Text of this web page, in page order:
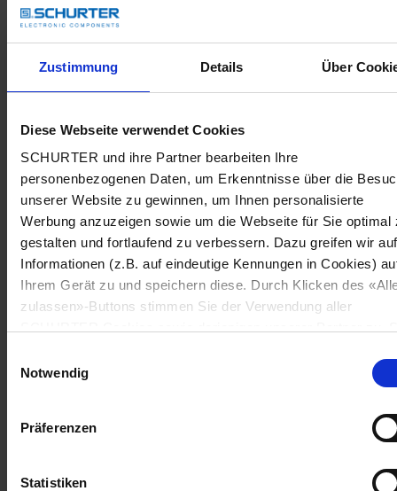
Zustimmung Details Über
Diese Webseite verwendet Cookies
SCHURTER und ihre Partner bearbeiten Ihre
personenbezogenen Daten, um Erkenntnisse über die
unserer Website zu gewinnen, um Ihnen personalisierte
Werbung anzuzeigen sowie um die Webseite für Sie optimal
gestalten und fortlaufend zu verbessern. Dazu greifen wir auf
Informationen (z.B. auf eindeutige Kennungen in Cookies)
Ihrem Gerät zu und speichern diese. Durch Klicken des
zulassen»-Buttons stimmen Sie der Verwendung aller
«Cookie-Einstellungen verwalten» am Seitenende klicken.
Einstellungen werden unseren Partnern gemeldet und haben
keinen Einfluss auf die Browserdaten. Weitere Informationen
erhalten Sie in unserer
Notwendig
Präferenzen
Statistiken